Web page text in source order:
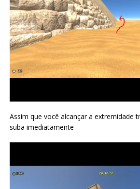
Assim que você alcançar a extremidade
suba imediatamente